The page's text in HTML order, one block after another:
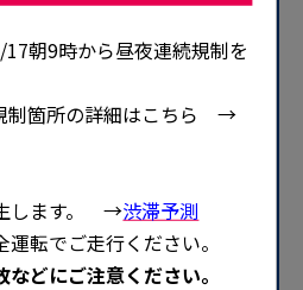
上り線 松本IC
朝9時から昼夜連続規制を
制箇所の詳細はこちら →
します。 →渋滞予測
転でご走行ください。
どにご注意ください。